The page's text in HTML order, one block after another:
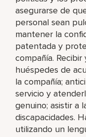
asegurarse de
personal sean
mantener la
patentada y
compañía.
huéspedes de
la compañía;
servicio y
genuino; asistir a
discapacidades.
utilizando un